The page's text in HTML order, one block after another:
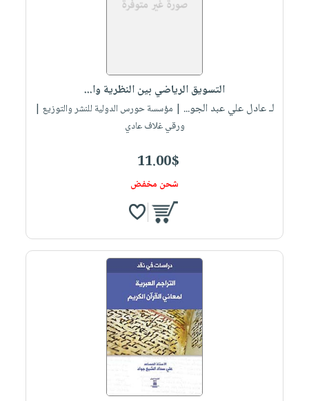
التسويق الرياضي بين النظرية وا...
لـ عادل علي عبد الجو... | مؤسسة حورس الدولية للنشر والتوزيع |
ورقي غلاف عادي
11.00$
شحن مخفض